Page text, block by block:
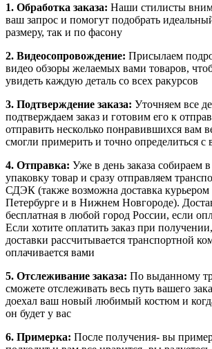
1. Обработка заказа: Наши стилисты
ваш запрос и помогут подобрать
размеру, так и по фасону
2. Видеосопровождение: Присылаем
видео обзоры желаемых вами товаров,
увидеть каждую деталь со всех ракурсов
3. Подтверждение заказа: Уточняем все
подтверждаем заказ и готовим его к
отправить несколько понравившихся вам
смогли примерить и точно определиться с
4. Отправка: Уже в день заказа
упаковку товар и сразу отправляем
СДЭК (также возможна доставка
Петербурге и в Нижнем Новгороде).
бесплатная в любой город России, если
Если хотите оплатить заказ при
доставки рассчитывается транспортной
оплачивается вами
5. Отслеживание заказа: По выданному
сможете отслеживать весь путь вашего
доехал ваш новый любимый костюм и
он будет у вас
6. Примерка: После получения- вы